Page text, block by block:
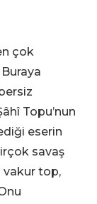
çok
Topu’nun
eserin
savaş
vakur top,